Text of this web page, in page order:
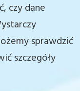
czy dane
sprawdzić
szczegóły